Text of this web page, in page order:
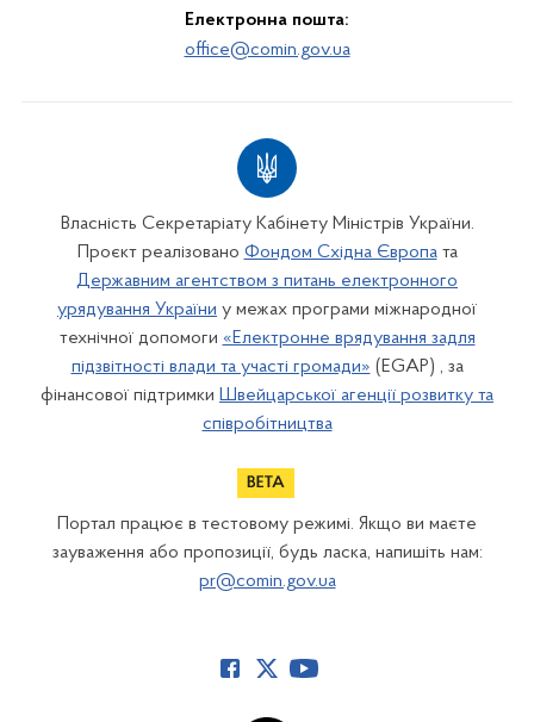
Електронна пошта:
office@comin.gov.ua
Власність Секретаріату Кабінету Міністрів України.
Проєкт реалізовано Фондом Східна Європата
Державним агентством з питань електронного
урядування України у межах програми міжнародної
технічної допомоги «Електронне врядування задля
підзвітності влади та участі громади» (EGAP) , за
фінансової підтримки Швейцарської агенції розвитку та
співробітництва
Портал працює в тестовому режимі. Якщо ви маєте
зауваження або пропозиції, будь ласка, напишіть нам:
pr@comin.gov.ua